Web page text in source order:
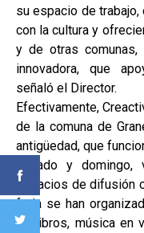
su espacio de
con la cultura y
y de otras
innovadora, que
señaló el Director.
Efectivamente,
de la comuna de
antigüedad, que
sábado y domingo,
espacios de difusión
feria se han
de libros, música en